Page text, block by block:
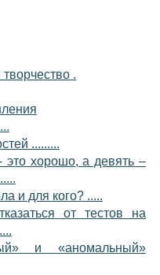
.
.........
это хорошо, а девять –
и для кого? .....
от тестов на
и «аномальный»